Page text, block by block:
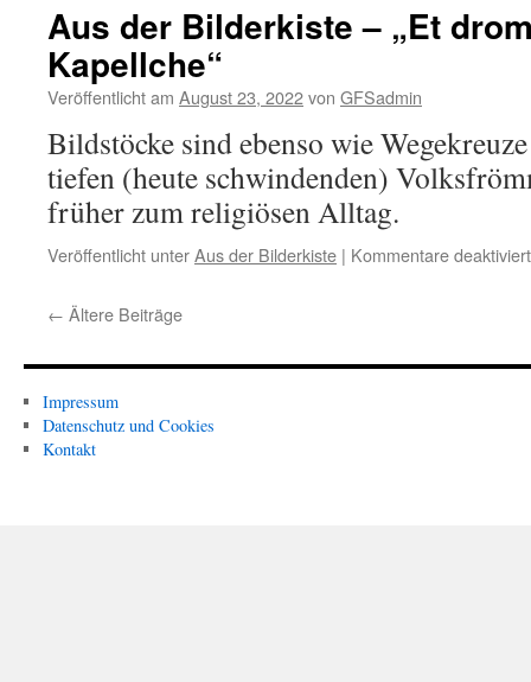
Aus der Bilderkiste – „Et
Kapellche“
Veröffentlicht am August 23, 2022von GFSadmin
Bildstöcke sind ebenso wie
tiefen (heute schwindenden)
früher zum religiösen Alltag.
Veröffentlicht unterAus der Bilderkiste | Kommentare deaktiviert
← Ältere Beiträge
Impressum
Datenschutz und Cookies
Kontakt